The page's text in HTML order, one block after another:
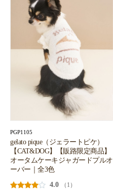
PGP1105
gelato pique（ジェラートピケ）
【CAT&DOG】【販路限定商品】
オータムケーキジャガードプルオ
ーバー｜全3色
4.0
（1）